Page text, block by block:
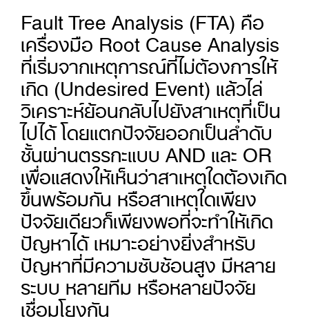
Fault Tree Analysis (FTA) คือ
เครื่องมือ Root Cause Analysis
ที่เริ่มจากเหตุการณ์ที่ไม่ต้องการให้
เกิด (Undesired Event) แล้วไล่
วิเคราะห์ย้อนกลับไปยังสาเหตุที่เป็น
ไปได้ โดยแตกปัจจัยออกเป็นลำดับ
ชั้นผ่านตรรกะแบบ AND และ OR
เพื่อแสดงให้เห็นว่าสาเหตุใดต้องเกิด
ขึ้นพร้อมกัน หรือสาเหตุใดเพียง
ปัจจัยเดียวก็เพียงพอที่จะทำให้เกิด
ปัญหาได้ เหมาะอย่างยิ่งสำหรับ
ปัญหาที่มีความซับซ้อนสูง มีหลาย
ระบบ หลายทีม หรือหลายปัจจัย
เชื่อมโยงกัน